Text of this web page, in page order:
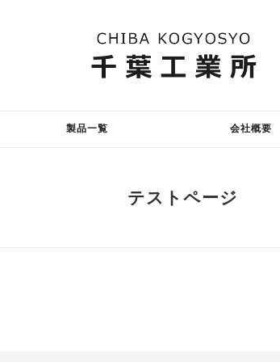
製品一覧 会社概要
テストページ